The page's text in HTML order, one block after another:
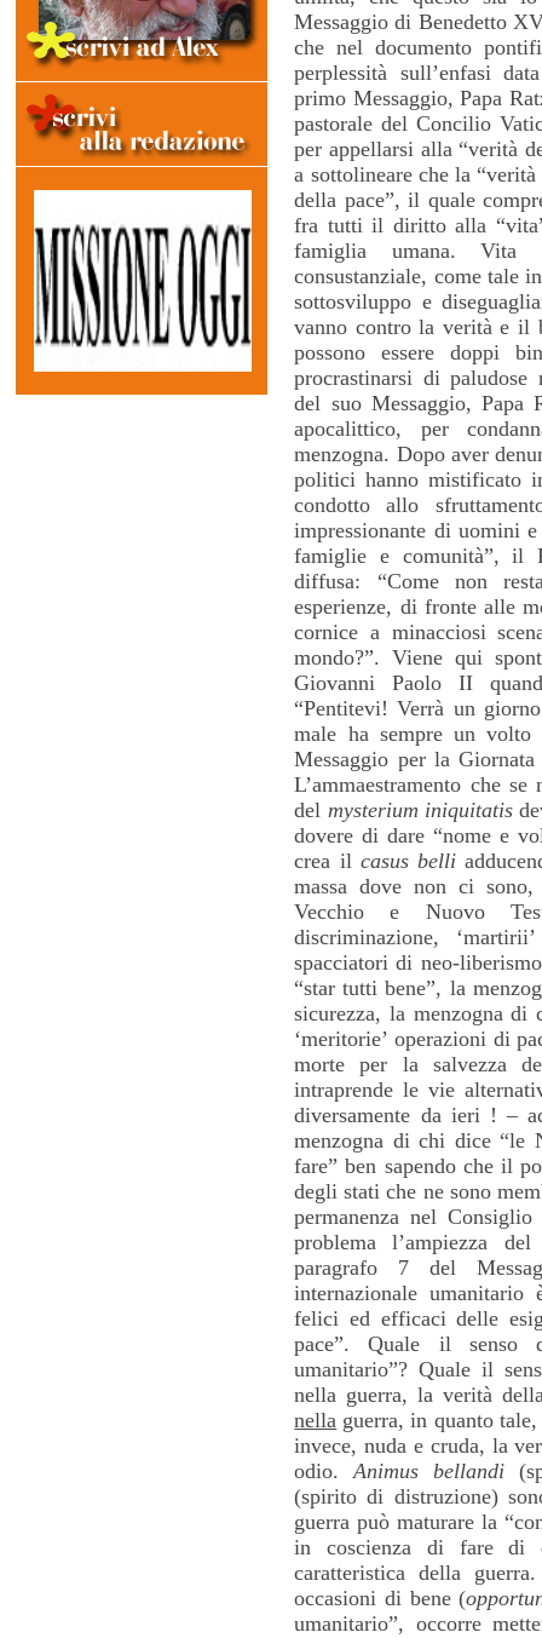
Messaggio di Benedetto
che nel documento
perplessità sull’enfasi
primo Messaggio, Papa
pastorale del Concilio
per appellarsi alla “verità
a sottolineare che la
della pace”, il quale
fra tutti il diritto alla
famiglia umana. Vita
consustanziale, come tale
sottosviluppo e
vanno contro la verità e il
possono essere doppi
procrastinarsi di paludose
del suo Messaggio,
apocalittico, per
menzogna. Dopo aver
politici hanno mistificato
condotto allo
impressionante di uomini
famiglie e comunità”, il
diffusa: “Come non
esperienze, di fronte alle
cornice a minacciosi
mondo?”. Viene qui
Giovanni Paolo II
“Pentitevi! Verrà un
male ha sempre un
Messaggio per la
L’ammaestramento che
del mysterium iniquitatis
dovere di dare “nome e
crea il casus belli
massa dove non ci
Vecchio e Nuovo
discriminazione,
spacciatori di neo-
“star tutti bene”, la
sicurezza, la menzogna
‘meritorie’ operazioni di
morte per la salvezza
intraprende le vie
diversamente da ieri ! –
menzogna di chi dice “le
fare” ben sapendo che il
degli stati che ne sono
permanenza nel
problema l’ampiezza
paragrafo 7 del
internazionale
felici ed efficaci delle
pace”. Quale il senso
umanitario”? Quale il
nella guerra, la verità
nella guerra, in quanto
invece, nuda e cruda, la
odio.Animus bellandi
(spirito di distruzione)
guerra può maturare la
in coscienza di fare di
caratteristica della
occasioni di bene (
umanitario”, occorre